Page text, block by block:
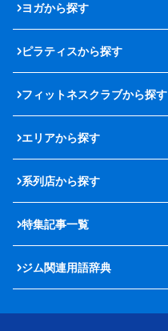
ヨガから探す
ピラティスから探す
フィットネスクラブから探す
エリアから探す
系列店から探す
特集記事一覧
ジム関連用語辞典